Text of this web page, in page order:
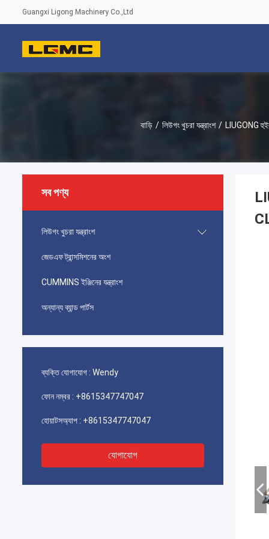
Guangxi Ligong Machinery Co.,Ltd
বাড়ি / লিউগং খুচরা যন্ত্রাংশ / LIUGONG
সব পণ্য
লিউগং খুচরা যন্ত্রাংশ
জেডএফ ট্রান্সমিশনের অংশ
CUMMINS ইঞ্জিনের যন্ত্রাংশ
অন্যান্য ব্যান্ড পার্টস
ব্যক্তি যোগাযোগ : Wendy
ফোন নম্বর : +8615347747047
হোয়াটসঅ্যাপ : +8615347747047
যোগাযোগ